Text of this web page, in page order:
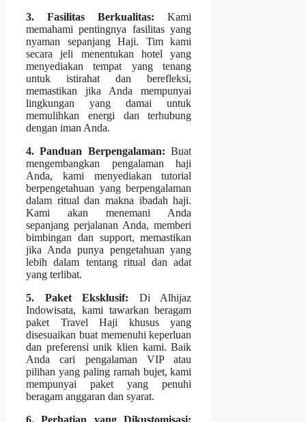
3. Fasilitas Berkualitas: Kami
memahami pentingnya fasilitas yang
nyaman sepanjang Haji. Tim kami
secara jeli menentukan hotel yang
menyediakan tempat yang tenang
untuk istirahat dan berefleksi,
memastikan jika Anda mempunyai
lingkungan yang damai untuk
memulihkan energi dan terhubung
dengan iman Anda.
4. Panduan Berpengalaman: Buat
mengembangkan pengalaman haji
Anda, kami menyediakan tutorial
berpengetahuan yang berpengalaman
dalam ritual dan makna ibadah haji.
Kami akan menemani Anda
sepanjang perjalanan Anda, memberi
bimbingan dan support, memastikan
jika Anda punya pengetahuan yang
lebih dalam tentang ritual dan adat
yang terlibat.
5. Paket Eksklusif: Di Alhijaz
Indowisata, kami tawarkan beragam
paket Travel Haji khusus yang
disesuaikan buat memenuhi keperluan
dan preferensi unik klien kami. Baik
Anda cari pengalaman VIP atau
pilihan yang paling ramah bujet, kami
mempunyai paket yang penuhi
beragam anggaran dan syarat.
6. Perhatian yang Dikustomisasi: